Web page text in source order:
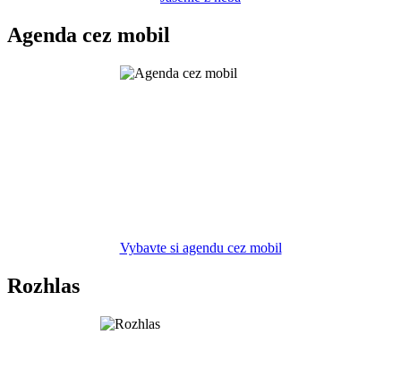
Agenda cez mobil
Vybavte si agendu cez mobil
Rozhlas